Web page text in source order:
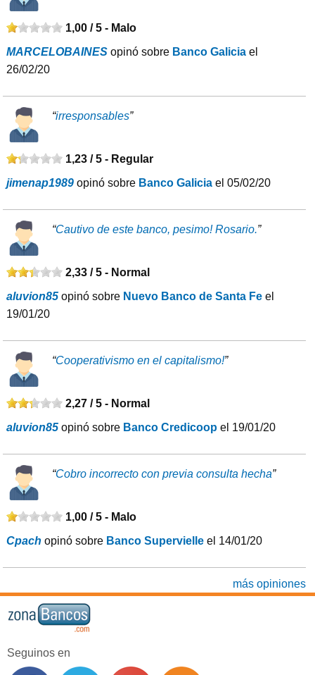
1,00 / 5 - Malo
MARCELOBAINES opinó sobre Banco Galicia el
26/02/20
“irresponsables”
1,23 / 5 - Regular
jimenap1989 opinó sobre Banco Galicia el 05/02/20
“Cautivo de este banco, pesimo! Rosario.”
2,33 / 5 - Normal
aluvion85 opinó sobre Nuevo Banco de Santa Fe el
19/01/20
“Cooperativismo en el capitalismo!”
2,27 / 5 - Normal
aluvion85 opinó sobre Banco Credicoop el 19/01/20
“Cobro incorrecto con previa consulta hecha”
1,00 / 5 - Malo
Cpach opinó sobre Banco Supervielle el 14/01/20
más opiniones
Seguinos en